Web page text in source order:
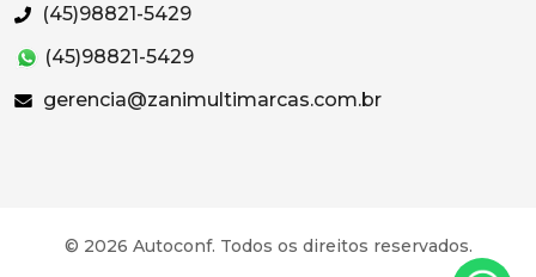
(45)98821-5429
(45)98821-5429
gerencia@zanimultimarcas.com.br
© 2026 Autoconf. Todos os direitos reservados.